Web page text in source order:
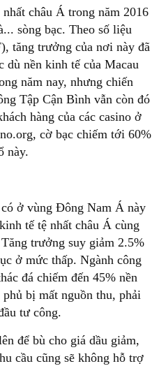
châu Á trong năm 2016
sòng bạc. Theo số liệu
tăng trưởng của nơi này đã
dù nền kinh tế của Macau
năm nay, nhưng chiến
Tập Cận Bình vẫn còn đó
hàng của các casino ở
cờ bạc chiếm tới 60%
này.
ở vùng Đông Nam Á này
tế tệ nhất châu Á cùng
trưởng suy giảm 2.5%
ở mức thấp. Ngành công
đá chiếm đến 45% nền
bị mất nguồn thu, phải
tư công.
để bù cho giá dầu giảm,
cầu cũng sẽ không hỗ trợ